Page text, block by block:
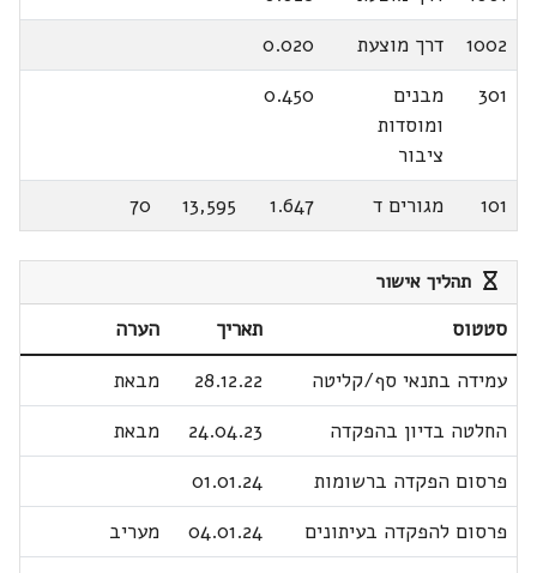
1002
דרך מוצעת
0.020
301
מבנים
ומוסדות
ציבור
0.450
101 מגורים ד 1.647
13,595
70
תהליך אישור
סטטוס תאריך
הערה
עמידה בתנאי סף/קליטה
28.12.22
מבאת
החלטה בדיון בהפקדה
24.04.23
מבאת
פרסום הפקדה ברשומות
01.01.24
פרסום להפקדה בעיתונים
04.01.24
מעריב